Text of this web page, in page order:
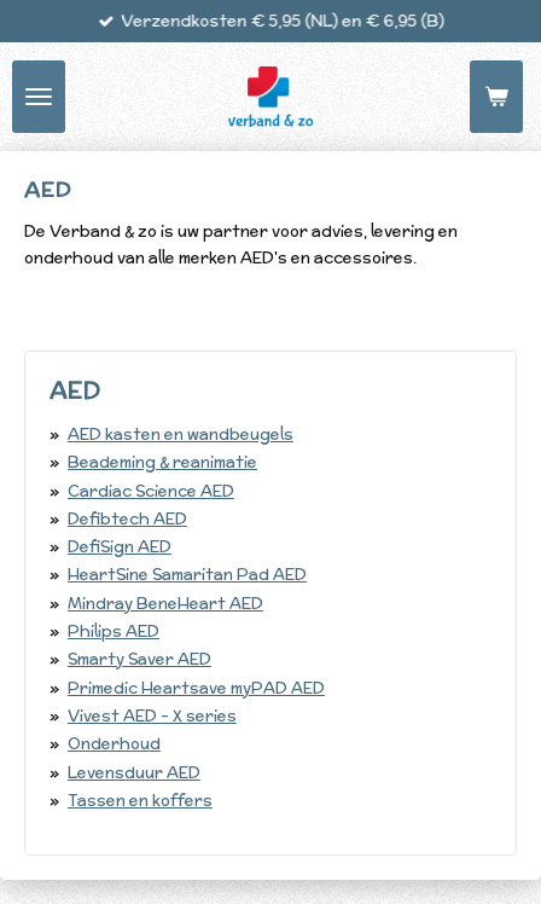
de
hoofdinhoud
Verzendkosten € 5,95 (NL) en € 6,95 (B)
AED
De Verband & zo is uw partner voor advies, levering en
onderhoud van alle merken AED's en accessoires.
AED
AED kasten en wandbeugels
Beademing & reanimatie
Cardiac Science AED
Defibtech AED
DefiSign AED
HeartSine Samaritan Pad AED
Mindray BeneHeart AED
Philips AED
Smarty Saver AED
Primedic Heartsave myPAD AED
Vivest AED - X series
Onderhoud
Levensduur AED
Tassen en koffers